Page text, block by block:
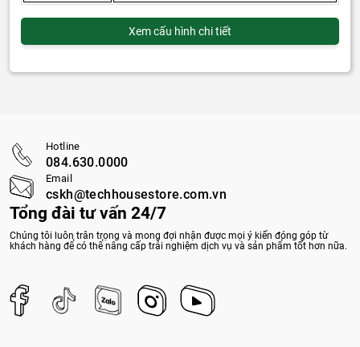
Xem cấu hình chi tiết
Tổng đài tư vấn 24/7
Chúng tôi luôn trân trọng và mong đợi nhận được mọi ý kiến đóng góp từ
khách hàng để có thể nâng cấp trải nghiệm dịch vụ và sản phẩm tốt hơn nữa.
Hotline
084.630.0000
Email
cskh@techhousestore.com.vn